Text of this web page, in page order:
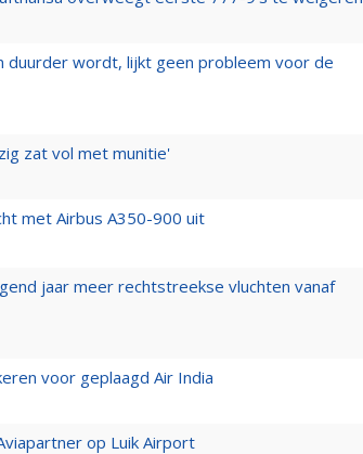
duurder wordt, lijkt geen probleem voor de
zat vol met munitie'
met Airbus A350-900 uit
jaar meer rechtstreekse vluchten vanaf
voor geplaagd Air India
op Luik Airport